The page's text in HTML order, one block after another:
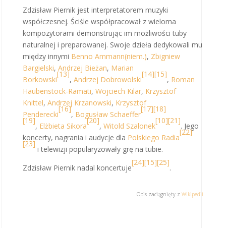
Zdzisław Piernik jest interpretatorem muzyki
współczesnej. Ściśle współpracował z wieloma
kompozytorami demonstrując im możliwości tuby
naturalnej i preparowanej. Swoje dzieła dedykowali mu
między innymi Benno Ammann(niem.), Zbigniew
Bargielski, Andrzej Bieżan, Marian
Borkowski
[13]
, Andrzej Dobrowolski
[14][15]
, Roman
Haubenstock-Ramati, Wojciech Kilar, Krzysztof
Knittel, Andrzej Krzanowski, Krzysztof
Penderecki
[16]
, Bogusław Schaeffer
[17][18]
[19]
, Elżbieta Sikora
[20]
, Witold Szalonek
[10][21]
. Jego
koncerty, nagrania i audycje dla Polskiego Radia
[22]
[23]
i telewizji popularyzowały grę na tubie.
Zdzisław Piernik nadal koncertuje
[24][15][25]
.
Opis zaciągnięty zWikipedii